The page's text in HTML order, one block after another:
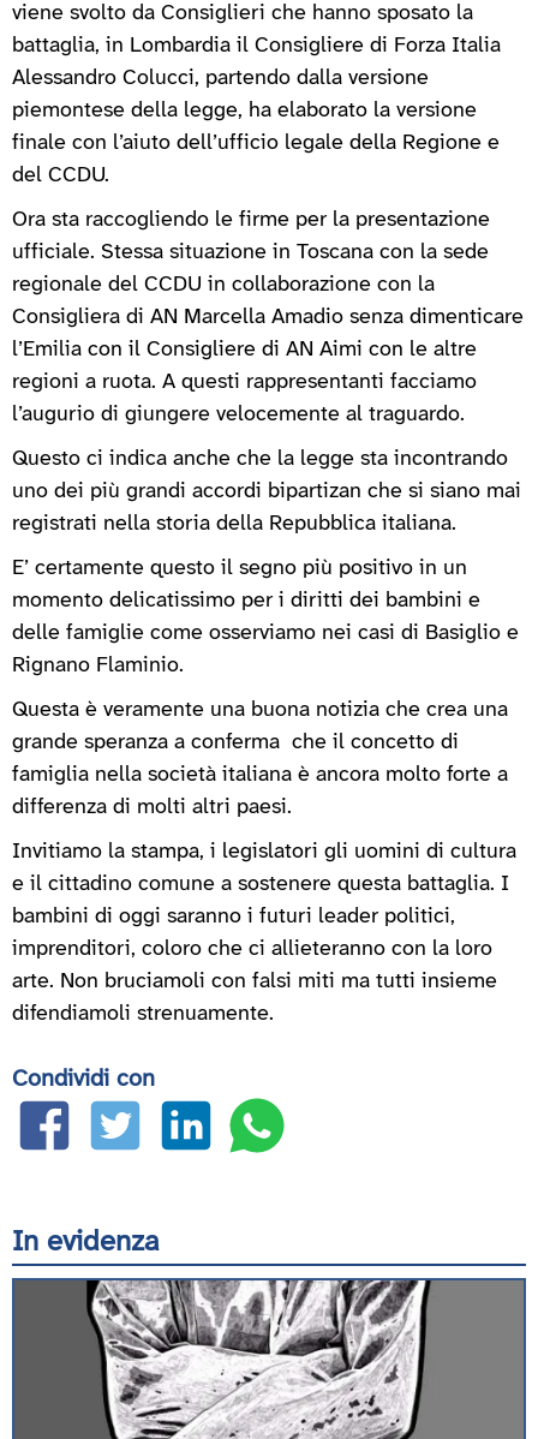
viene svolto da Consiglieri che hanno sposato la
battaglia, in Lombardia il Consigliere di Forza Italia
Alessandro Colucci, partendo dalla versione
piemontese della legge, ha elaborato la versione
finale con l’aiuto dell’ufficio legale della Regione e
del CCDU.
Ora sta raccogliendo le firme per la presentazione
ufficiale. Stessa situazione in Toscana con la sede
regionale del CCDU in collaborazione con la
Consigliera di AN Marcella Amadio senza dimenticare
l’Emilia con il Consigliere di AN Aimi con le altre
regioni a ruota. A questi rappresentanti facciamo
l’augurio di giungere velocemente al traguardo.
Questo ci indica anche che la legge sta incontrando
uno dei più grandi accordi bipartizan che si siano mai
registrati nella storia della Repubblica italiana.
E’ certamente questo il segno più positivo in un
momento delicatissimo per i diritti dei bambini e
delle famiglie come osserviamo nei casi di Basiglio e
Rignano Flaminio.
Questa è veramente una buona notizia che crea una
grande speranza a conferma che il concetto di
famiglia nella società italiana è ancora molto forte a
differenza di molti altri paesi.
Invitiamo la stampa, i legislatori gli uomini di cultura
e il cittadino comune a sostenere questa battaglia. I
bambini di oggi saranno i futuri leader politici,
imprenditori, coloro che ci allieteranno con la loro
arte. Non bruciamoli con falsi miti ma tutti insieme
difendiamoli strenuamente.
Condividi con
In evidenza